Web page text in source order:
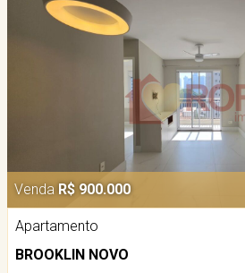
Venda R$ 900.000
Apartamento
BROOKLIN NOVO